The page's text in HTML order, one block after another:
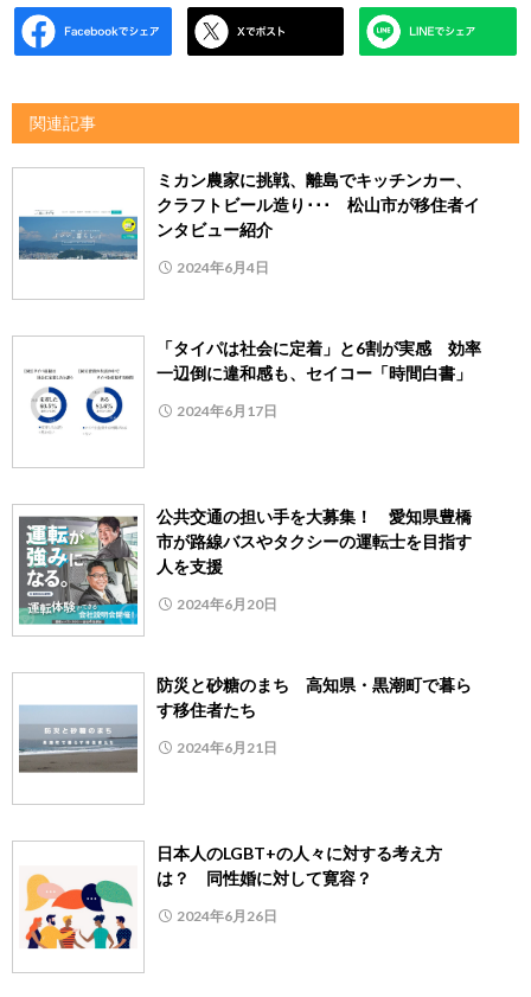
関連記事
ミカン農家に挑戦、離島でキッチンカー、
クラフトビール造り･･･ 松山市が移住者イ
ンタビュー紹介
2024年6月4日
「タイパは社会に定着」と6割が実感 効率
一辺倒に違和感も、セイコー「時間白書」
2024年6月17日
公共交通の担い手を大募集！ 愛知県豊橋
市が路線バスやタクシーの運転士を目指す
人を支援
2024年6月20日
防災と砂糖のまち 高知県・黒潮町で暮ら
す移住者たち
2024年6月21日
日本人のLGBT+の人々に対する考え方
は？ 同性婚に対して寛容？
2024年6月26日